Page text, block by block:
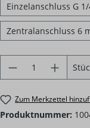
Einzelanschluss G
Zentralanschluss 6
Produkt
Zum Merkzettel
Produktnummer: